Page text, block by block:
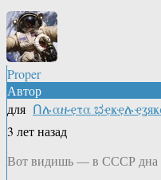
Proper
Автор
для Ոሉαዙҿτα
3 лет назад
Вот видишь — в СССР дна